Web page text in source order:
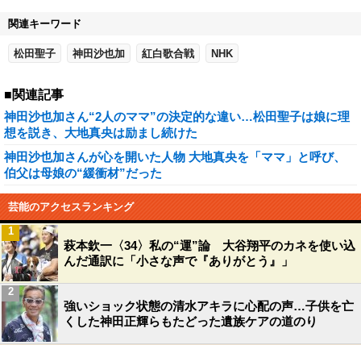
関連キーワード
松田聖子 神田沙也加 紅白歌合戦 NHK
■関連記事
神田沙也加さん“2人のママ”の決定的な違い…松田聖子は娘に理
想を説き、大地真央は励まし続けた
神田沙也加さんが心を開いた人物 大地真央を「ママ」と呼び、
伯父は母娘の“緩衝材”だった
芸能のアクセスランキング
萩本欽一〈34〉私の“運”論 大谷翔平のカネを使い込
んだ通訳に「小さな声で『ありがとう』」
1
強いショック状態の清水アキラに心配の声…子供を亡
くした神田正輝らもたどった遺族ケアの道のり
2